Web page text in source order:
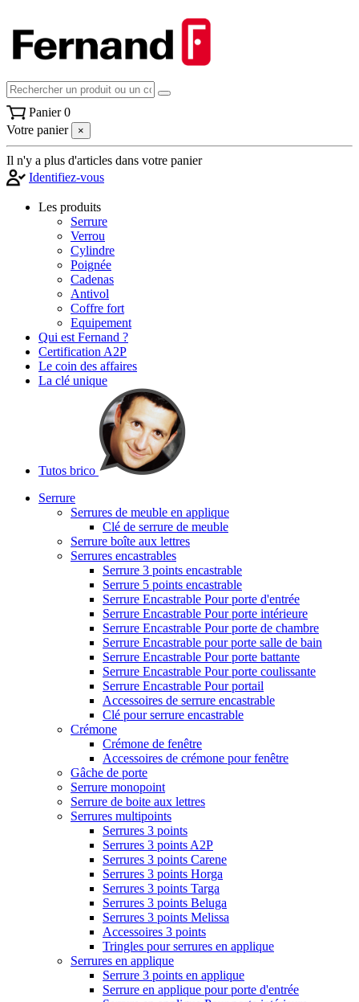
Panier 0
Votre panier
×
Il n'y a plus d'articles dans votre panier
Identifiez-vous
Les produits
Serrure
Verrou
Cylindre
Poignée
Cadenas
Antivol
Coffre fort
Equipement
Qui est Fernand ?
Certification A2P
Le coin des affaires
La clé unique
Tutos brico
Serrure
Serrures de meuble en applique
Clé de serrure de meuble
Serrure boîte aux lettres
Serrures encastrables
Serrure 3 points encastrable
Serrure 5 points encastrable
Serrure Encastrable Pour porte d'entrée
Serrure Encastrable Pour porte intérieure
Serrure Encastrable Pour porte de chambre
Serrure Encastrable pour porte salle de bain
Serrure Encastrable Pour porte battante
Serrure Encastrable Pour porte coulissante
Serrure Encastrable Pour portail
Accessoires de serrure encastrable
Clé pour serrure encastrable
Crémone
Crémone de fenêtre
Accessoires de crémone pour fenêtre
Gâche de porte
Serrure monopoint
Serrure de boite aux lettres
Serrures multipoints
Serrures 3 points
Serrures 3 points A2P
Serrures 3 points Carene
Serrures 3 points Horga
Serrures 3 points Targa
Serrures 3 points Beluga
Serrures 3 points Melissa
Accessoires 3 points
Tringles pour serrures en applique
Serrures en applique
Serrure 3 points en applique
Serrure en applique pour porte d'entrée